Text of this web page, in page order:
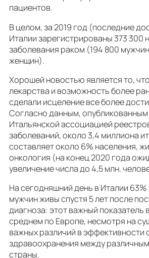
пациентов.
В целом, за 2019 год (последние
Италии зарегистрированы 373 300
заболевания раком (194 800 мужчин
женщин).
Хорошей новостью является то,
лекарства и возможность более
сделали исцеление все более
Согласно данным, опубликованным
Итальянской ассоциацией
заболеваний, около 3,4 миллиона
составляет около 6% населения,
онкология (на конец 2020 года
увеличение числа до 4,5 млн.
На сегодняшний день в Италии
мужчин живы спустя 5 лет после
диагноза: этот важный показатель
среднем по Европе, несмотря на
важных различий в эффективности
здравоохранения между
страны.